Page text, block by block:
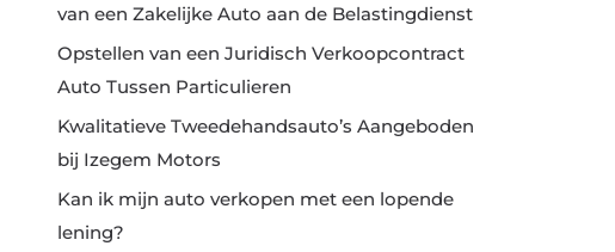
van een Zakelijke Auto aan de Belastingdienst
Opstellen van een Juridisch Verkoopcontract
Auto Tussen Particulieren
Kwalitatieve Tweedehandsauto’s Aangeboden
bij Izegem Motors
Kan ik mijn auto verkopen met een lopende
lening?